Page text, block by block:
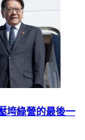
垮綠營的最後一